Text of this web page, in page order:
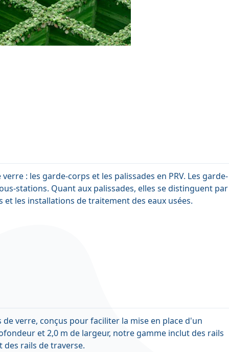
: les garde-corps et les palissades en PRV. Les garde-
stations. Quant aux palissades, elles se distinguent par
les installations de traitement des eaux usées.
verre, conçus pour faciliter la mise en place d'un
et 2,0 m de largeur, notre gamme inclut des rails
des rails de traverse.